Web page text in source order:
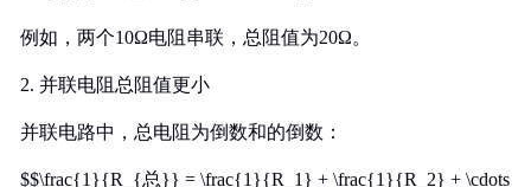
例如，两个10Ω电阻串联，总阻值为20Ω。
2. 并联电阻总阻值更小
并联电路中，总电阻为倒数和的倒数：
$$\frac{1}{R_{总}} = \frac{1}{R_1} + \frac{1}{R_2} + \cdots